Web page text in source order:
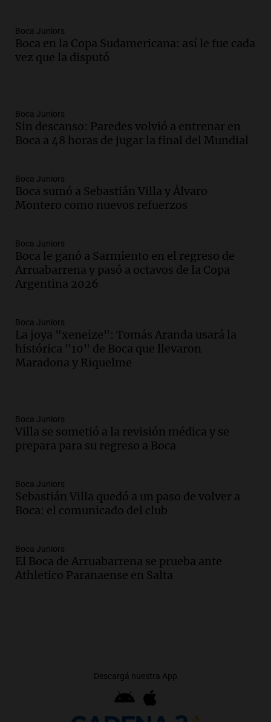
Boca Juniors
Boca en la Copa Sudamericana: así le fue cada
vez que la disputó
Boca Juniors
Sin descanso: Paredes volvió a entrenar en
Boca a 48 horas de jugar la final del Mundial
Boca Juniors
Boca sumó a Sebastián Villa y Álvaro
Montero como nuevos refuerzos
Boca Juniors
Boca le ganó a Sarmiento en el regreso de
Arruabarrena y pasó a octavos de la Copa
Argentina 2026
Boca Juniors
La joya "xeneize": Tomás Aranda usará la
histórica "10" de Boca que llevaron
Maradona y Riquelme
Boca Juniors
Villa se sometió a la revisión médica y se
prepara para su regreso a Boca
Boca Juniors
Sebastián Villa quedó a un paso de volver a
Boca: el comunicado del club
Boca Juniors
El Boca de Arruabarrena se prueba ante
Athletico Paranaense en Salta
Descargá nuestra App